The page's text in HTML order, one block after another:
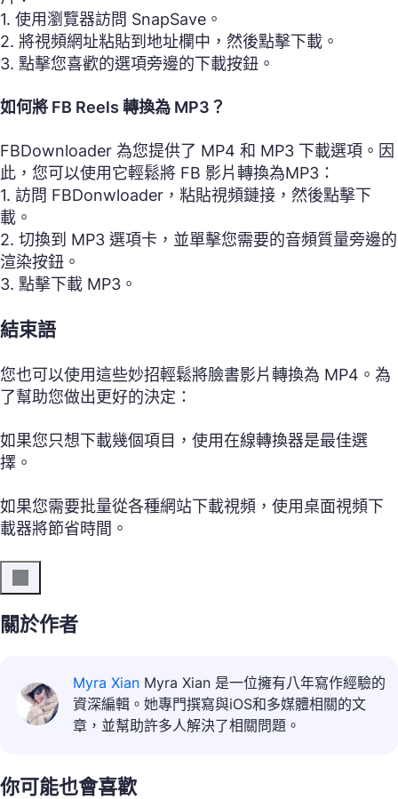
1. 使用瀏覽器訪問 SnapSave。
2. 將視頻網址粘貼到地址欄中，然後點擊下載。
3. 點擊您喜歡的選項旁邊的下載按鈕。
如何將 FB Reels 轉換為 MP3？
FBDownloader 為您提供了 MP4 和 MP3 下載選項。因
此，您可以使用它輕鬆將 FB 影片轉換為MP3：
1. 訪問 FBDonwloader，粘貼視頻鏈接，然後點擊下
載。
2. 切換到 MP3 選項卡，並單擊您需要的音頻質量旁邊的
渲染按鈕。
3. 點擊下載 MP3。
結束語
您也可以使用這些妙招輕鬆將臉書影片轉換為 MP4。為
了幫助您做出更好的決定：
如果您只想下載幾個項目，使用在線轉換器是最佳選
擇。
如果您需要批量從各種網站下載視頻，使用桌面視頻下
載器將節省時間。
關於作者
Myra Xian Myra Xian 是一位擁有八年寫作經驗的
資深編輯。她專門撰寫與iOS和多媒體相關的文
章，並幫助許多人解決了相關問題。
你可能也會喜歡